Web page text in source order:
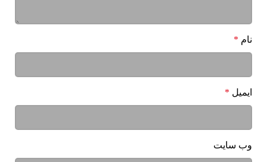
نام *
ایمیل *
وب‌ سایت